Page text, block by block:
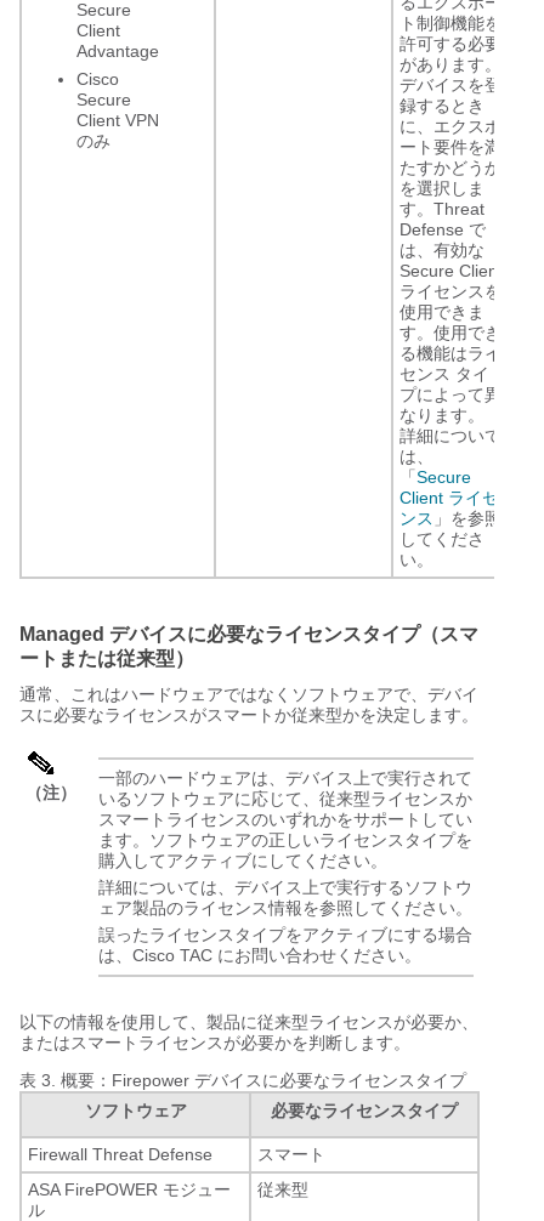
Secure
Client
Advantage
Cisco
Secure
Client VPN
のみ
ト制御機能を
許可する必要
があります。
デバイスを登
録するとき
に、エクスポ
ート要件を満
たすかどうか
を選択しま
す。Threat
Defense で
は、有効な
Secure Client
ライセンスを
使用できま
す。使用でき
る機能はライ
センス タイ
プによって異
なります。
詳細について
は、
「 Secure
Client ライセ
ンス 」を参照
してくださ
い。
Managed デバイスに必要なライセンスタイプ（スマ
ートまたは従来型）
通常、これはハードウェアではなくソフトウェアで、デバイ
スに必要なライセンスがスマートか従来型かを決定します。
（注）
一部のハードウェアは、デバイス上で実行されて
いるソフトウェアに応じて、従来型ライセンスか
スマートライセンスのいずれかをサポートしてい
ます。ソフトウェアの正しいライセンスタイプを
購入してアクティブにしてください。
詳細については、デバイス上で実行するソフトウ
ェア製品のライセンス情報を参照してください。
誤ったライセンスタイプをアクティブにする場合
は、Cisco TAC にお問い合わせください。
以下の情報を使用して、製品に従来型ライセンスが必要か、
またはスマートライセンスが必要かを判断します。
表 3. 概要：Firepower デバイスに必要なライセンスタイプ
ソフトウェア
必要なライセンスタイプ
Firewall Threat Defense
スマート
ASA FirePOWER モジュー
ル
従来型